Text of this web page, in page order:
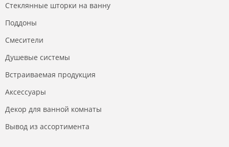
Стеклянные шторки на ванну
Поддоны
Смесители
Душевые системы
Встраиваемая продукция
Аксессуары
Декор для ванной комнаты
Вывод из ассортимента